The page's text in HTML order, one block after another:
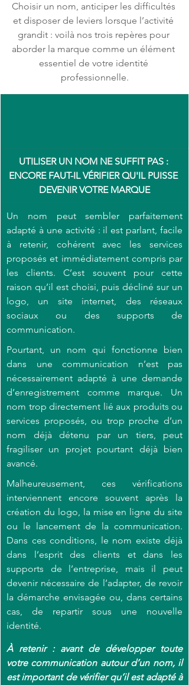
Choisir un nom, anticiper les difficultés
et disposer de leviers lorsque l’activité
grandit : voilà nos trois repères pour
aborder la marque comme un élément
essentiel de votre identité
professionnelle.
UTILISER UN NOM NE SUFFIT PAS :
ENCORE FAUT-IL VÉRIFIER QU'IL PUISSE
DEVENIR VOTRE MARQUE
Un nom peut sembler parfaitement
adapté à une activité : il est parlant, facile
à retenir, cohérent avec les services
proposés et immédiatement compris par
les clients. C’est souvent pour cette
raison qu’il est choisi, puis décliné sur un
logo, un site internet, des réseaux
sociaux ou des supports de
communication.
Pourtant, un nom qui fonctionne bien
dans une communication n’est pas
nécessairement adapté à une demande
d’enregistrement comme marque. Un
nom trop directement lié aux produits ou
services proposés, ou trop proche d’un
nom déjà détenu par un tiers, peut
fragiliser un projet pourtant déjà bien
avancé.
Malheureusement, ces vérifications
interviennent encore souvent après la
création du logo, la mise en ligne du site
ou le lancement de la communication.
Dans ces conditions, le nom existe déjà
dans l’esprit des clients et dans les
supports de l’entreprise, mais il peut
devenir nécessaire de l’adapter, de revoir
la démarche envisagée ou, dans certains
cas, de repartir sous une nouvelle
identité.
À retenir : avant de développer toute
votre communication autour d’un nom, il
est important de vérifier qu’il est adapté à